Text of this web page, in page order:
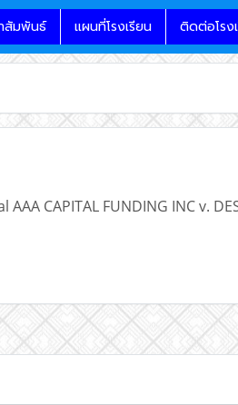
สัมพันธ์ แผนที่โรงเรียน ติดต่อโรง
CAPITAL FUNDING INC v.